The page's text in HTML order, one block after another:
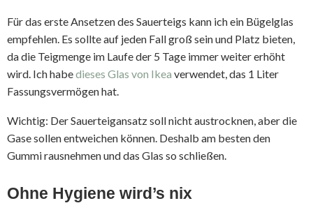
Für das erste Ansetzen des Sauerteigs kann ich ein Bügelglas
empfehlen. Es sollte auf jeden Fall groß sein und Platz bieten,
da die Teigmenge im Laufe der 5 Tage immer weiter erhöht
wird. Ich habedieses Glas von Ikea verwendet, das 1 Liter
Fassungsvermögen hat.
Wichtig: Der Sauerteigansatz soll nicht austrocknen, aber die
Gase sollen entweichen können. Deshalb am besten den
Gummi rausnehmen und das Glas so schließen.
Ohne Hygiene wird’s nix